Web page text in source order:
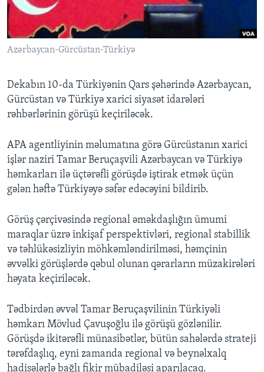
BIZI IZLƏYIN
Dillər
Azərbaycan-Gürcüstan-Türkiyə
Dekabın 10-da Türkiyənin Qars şəhərində Azərbaycan,
Gürcüstan və Türkiyə xarici siyasət idarələri
rəhbərlərinin görüşü keçiriləcək.
APA agentliyinin məlumatına görə Gürcüstanın xarici
işlər naziri Tamar Beruçaşvili Azərbaycan və Türkiyə
həmkarları ilə üçtərəfli görüşdə iştirak etmək üçün
gələn həftə Türkiyəyə səfər edəcəyini bildirib.
Görüş çərçivəsində regional əməkdaşlığın ümumi
maraqlar üzrə inkişaf perspektivləri, regional stabillik
və təhlükəsizliyin möhkəmləndirilməsi, həmçinin
əvvəlki görüşlərdə qəbul olunan qərarların müzakirələri
həyata keçiriləcək.
Tədbirdən əvvəl Tamar Beruçaşvilinin Türkiyəli
həmkarı Mövlud Çavuşoğlu ilə görüşü gözlənilir.
Görüşdə ikitərəfli münasibətlər, bütün sahələrdə strateji
tərəfdaşlıq, eyni zamanda regional və beynəlxalq
hadisələrlə bağlı fikir mübadiləsi aparılacaq.